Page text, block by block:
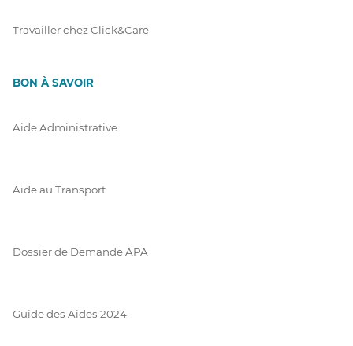
Travailler chez Click&Care
BON À SAVOIR
Aide Administrative
Aide au Transport
Dossier de Demande APA
Guide des Aides 2024